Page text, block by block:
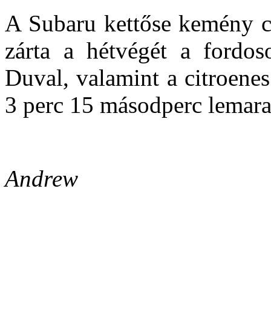
A Subaru kettőse kemény
zárta a hétvégét a
Duval, valamint a
3 perc 15 másodperc
Andrew